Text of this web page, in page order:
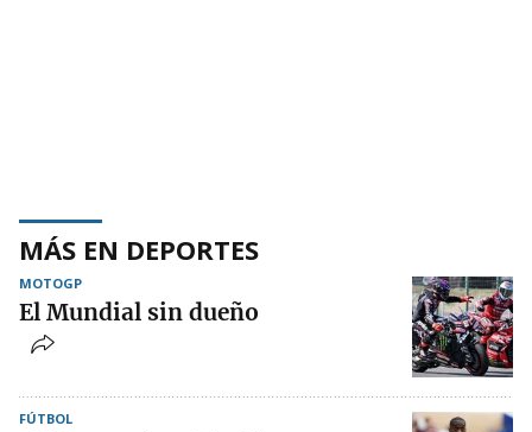
MÁS EN DEPORTES
MOTOGP
El Mundial sin dueño
FÚTBOL